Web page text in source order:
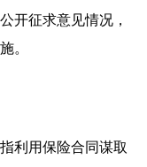
征求意见情况，
。
利用保险合同谋取